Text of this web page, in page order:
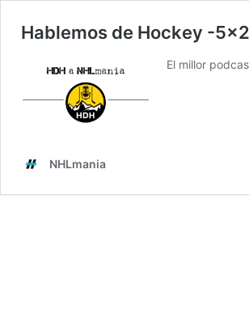
Hablemos de Hockey -
El millor
NHLmania